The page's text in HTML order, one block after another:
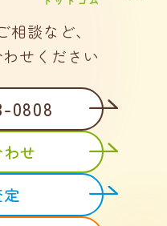
談など、
せください
0808
せ